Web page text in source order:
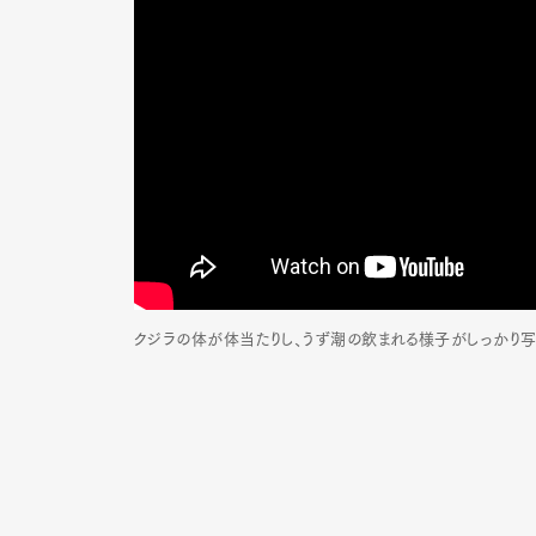
クジラの体が体当たりし、うず潮の飲まれる様子がしっかり写